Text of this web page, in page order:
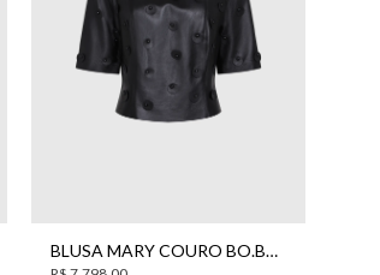
BLUSA MARY COURO BO.BÔ FEMININA